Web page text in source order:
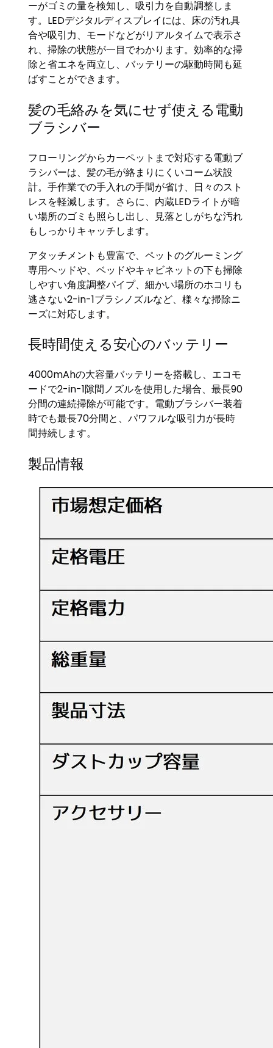
ーがゴミの量を検知し、吸引力を自動調整しま
す。LEDデジタルディスプレイには、床の汚れ具
合や吸引力、モードなどがリアルタイムで表示さ
れ、掃除の状態が一目でわかります。効率的な掃
除と省エネを両立し、バッテリーの駆動時間も延
ばすことができます。
髪の毛絡みを気にせず使える電動
ブラシバー
フローリングからカーペットまで対応する電動ブ
ラシバーは、髪の毛が絡まりにくいコーム状設
計。手作業での手入れの手間が省け、日々のスト
レスを軽減します。さらに、内蔵LEDライトが暗
い場所のゴミも照らし出し、見落としがちな汚れ
もしっかりキャッチします。
アタッチメントも豊富で、ペットのグルーミング
専用ヘッドや、ベッドやキャビネットの下も掃除
しやすい角度調整パイプ、細かい場所のホコリも
逃さない2-in-1ブラシノズルなど、様々な掃除ニ
ーズに対応します。
長時間使える安心のバッテリー
4000mAhの大容量バッテリーを搭載し、エコモ
ードで2-in-1隙間ノズルを使用した場合、最長90
分間の連続掃除が可能です。電動ブラシバー装着
時でも最長70分間と、パワフルな吸引力が長時
間持続します。
製品情報